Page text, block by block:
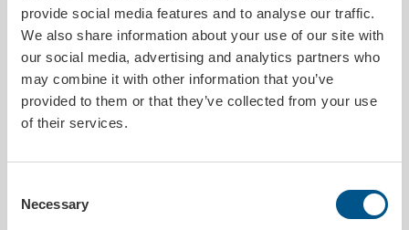
provide social media features and to analyse our traffic.
We also share information about your use of our site with
our social media, advertising and analytics partners who
may combine it with other information that you’ve
provided to them or that they’ve collected from your use
of their services.
Selection
Necessary
Størrelse